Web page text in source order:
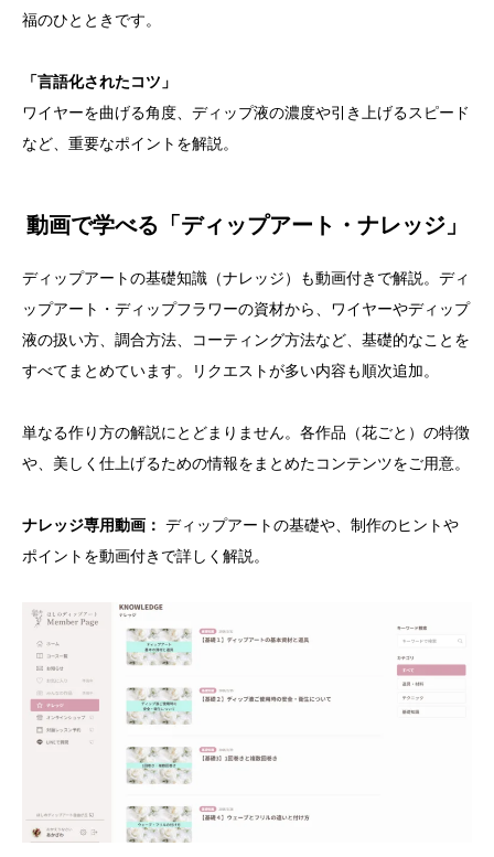
福のひとときです。
「言語化されたコツ」
ワイヤーを曲げる角度、ディップ液の濃度や引き上げるスピード
など、重要なポイントを解説。
動画で学べる「ディップアート・ナレッジ」
ディップアートの基礎知識（ナレッジ）も動画付きで解説。ディ
ップアート・ディップフラワーの資材から、ワイヤーやディップ
液の扱い方、調合方法、コーティング方法など、基礎的なことを
すべてまとめています。リクエストが多い内容も順次追加。
単なる作り方の解説にとどまりません。各作品（花ごと）の特徴
や、美しく仕上げるための情報をまとめたコンテンツをご用意。
ナレッジ専用動画： ディップアートの基礎や、制作のヒントや
ポイントを動画付きで詳しく解説。